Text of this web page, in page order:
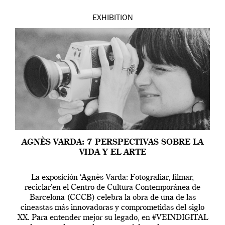
EXHIBITION
AGNÈS VARDA: 7 PERSPECTIVAS SOBRE LA
VIDA Y EL ARTE
La exposición ‘Agnès Varda: Fotografiar, filmar,
reciclar’en el Centro de Cultura Contemporánea de
Barcelona (CCCB) celebra la obra de una de las
cineastas más innovadoras y comprometidas del siglo
XX. Para entender mejor su legado, en #VEINDIGITAL